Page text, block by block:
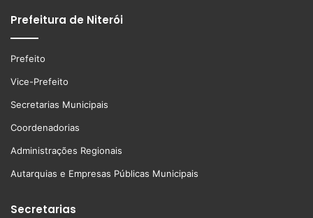
Prefeitura de Niterói
Prefeito
Vice-Prefeito
Secretarias Municipais
Coordenadorias
Administrações Regionais
Autarquias e Empresas Públicas Municipais
Secretarias